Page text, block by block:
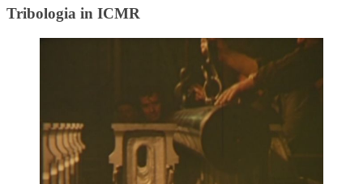
Tribologia in ICMR